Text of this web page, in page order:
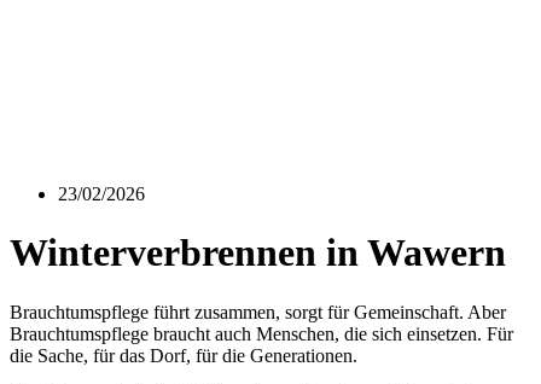
23/02/2026
Winterverbrennen in Wawern
Brauchtumspflege führt zusammen, sorgt für Gemeinschaft. Aber
Brauchtumspflege braucht auch Menschen, die sich einsetzen. Für
die Sache, für das Dorf, für die Generationen.